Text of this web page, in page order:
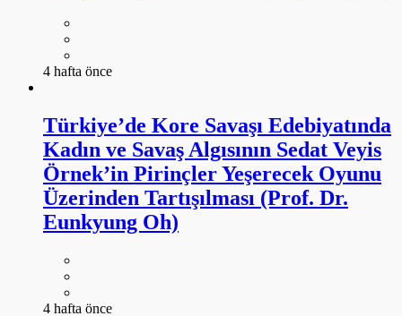
4 hafta önce
Türkiye’de Kore Savaşı Edebiyatında
Kadın ve Savaş Algısının Sedat Veyis
Örnek’in Pirinçler Yeşerecek Oyunu
Üzerinden Tartışılması (Prof. Dr.
Eunkyung Oh)
4 hafta önce